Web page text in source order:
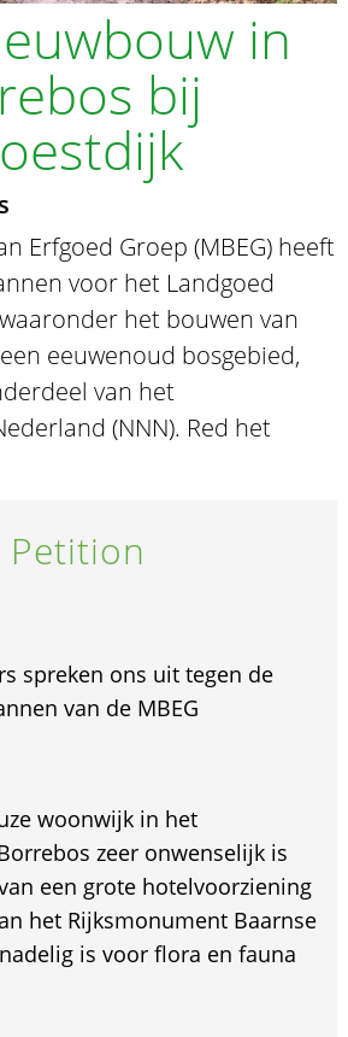
in
bij
Erfgoed Groep (MBEG) heeft
voor het Landgoed
het bouwen van
eeuwenoud bosgebied,
van het
(NNN). Red het
Petition
spreken ons uit tegen de
van de MBEG
woonwijk in het
zeer onwenselijk is
een grote hotelvoorziening
het Rijksmonument Baarnse
is voor flora en fauna